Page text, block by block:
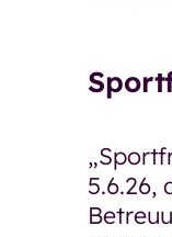
5.6.26,